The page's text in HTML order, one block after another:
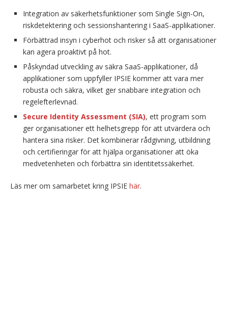
Integration av säkerhetsfunktioner som Single Sign-On,
riskdetektering och sessionshantering i SaaS-applikationer.
Förbättrad insyn i cyberhot och risker så att organisationer
kan agera proaktivt på hot.
Påskyndad utveckling av säkra SaaS-applikationer, då
applikationer som uppfyller IPSIE kommer att vara mer
robusta och säkra, vilket ger snabbare integration och
regelefterlevnad.
Secure Identity Assessment (SIA), ett program som
ger organisationer ett helhetsgrepp för att utvärdera och
hantera sina risker. Det kombinerar rådgivning, utbildning
och certifieringar för att hjälpa organisationer att öka
medvetenheten och förbättra sin identitetssäkerhet.
Läs mer om samarbetet kring IPSIE här.